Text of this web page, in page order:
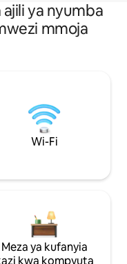
ya nyumba
mmoja
Wi-Fi
Meza ya kufanyia
kwa kompyuta